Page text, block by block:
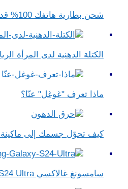
شحن بطارية هاتفك 100% قد يؤدي إلى إتلافها.. إليك ما يجب فعله
الكتلة الدهنية لدى المرأة
ماذا تعرف "غوغل" عنّا؟
كيف تحوّل جسمك إلى
سامسونغ غالاكسي Samsung Galaxy S24 Ultra